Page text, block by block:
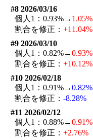
#8 2026/03/16
個人1：0.93%→ 1.05%
割合を修正：+11.04%
#9 2026/03/10
個人1：0.82%→0.93%
割合を修正：+10.12%
#10 2026/02/18
個人1：0.91%→0.82%
割合を修正：-8.28%
#11 2026/02/12
個人1：0.88%→0.91%
割合を修正：+2.76%